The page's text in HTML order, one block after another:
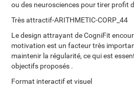
ou des neurosciences pour tirer profit
Très attractif-ARITHMETIC-CORP_44
Le design attrayant de CogniFit
motivation est un facteur très
maintenir la régularité, ce qui est
objectifs proposés .
Format interactif et visuel